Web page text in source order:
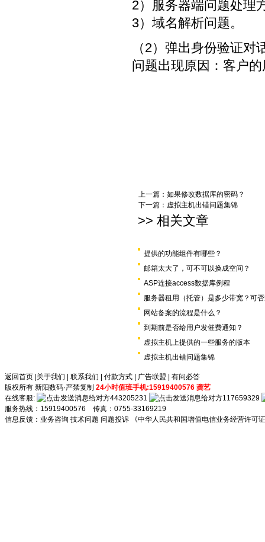
2）服务器端问题处理
3）域名解析问题。
（2）弹出身份验证
问题出现原因：客户
上一篇： 如果修改数据库的密码？
下一篇： 虚拟主机出错问题集锦
>> 相关文章
提供的功能组件有哪些？
邮箱太大了，可不可以换成空间？
ASP连接access数据库例程
服务器租用（托管）是多少带宽？可
网站备案的流程是什么？
到期前是否给用户发催费通知？
虚拟主机上提供的一些服务的版本
虚拟主机出错问题集锦
返回首页 关于我们 联系我们 付款方式 广告联盟
有问必答
版权所有 新阳数码·严禁复制 24小时值班手机:15919400576 龚艺
在线客服:
443205231
117659329
服务热线：15919400576 传真：0755-33169219
信息反馈： 业务咨询 技术问题 问题投诉 《中华人民共和国增值电信业务经营许可